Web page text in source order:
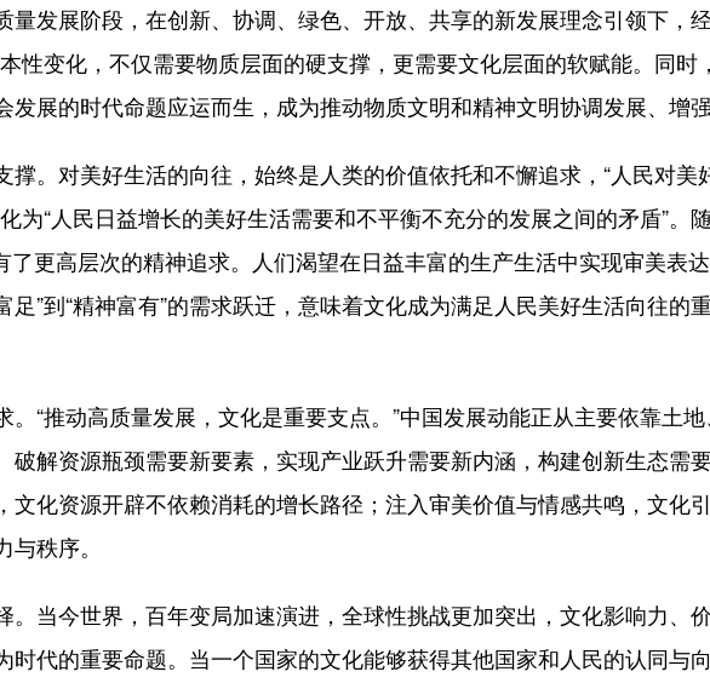
展阶段，在创新、协调、绿色、开放、共享的新发展理念引领下，经
性变化，不仅需要物质层面的硬支撑，更需要文化层面的软赋能。同
展的时代命题应运而生，成为推动物质文明和精神文明协调发展、增
对美好生活的向往，始终是人类的价值依托和不懈追求，“人民对美
为“人民日益增长的美好生活需要和不平衡不充分的发展之间的矛盾”。
更高层次的精神追求。人们渴望在日益丰富的生产生活中实现审美表
足”到“精神富有”的需求跃迁，意味着文化成为满足人民美好生活向往的
推动高质量发展，文化是重要支点。”中国发展动能正从主要依靠土
解资源瓶颈需要新要素，实现产业跃升需要新内涵，构建创新生态需
化资源开辟不依赖消耗的增长路径；注入审美价值与情感共鸣，文化
秩序。
当今世界，百年变局加速演进，全球性挑战更加突出，文化影响力、
代的重要命题。当一个国家的文化能够获得其他国家和人民的认同与